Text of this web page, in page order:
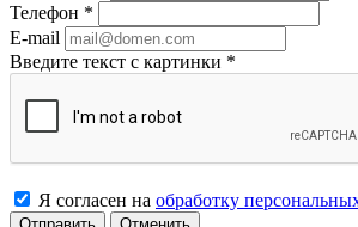
Телефон *
E-mail
Введите текст с картинки *
Я согласен на обработку